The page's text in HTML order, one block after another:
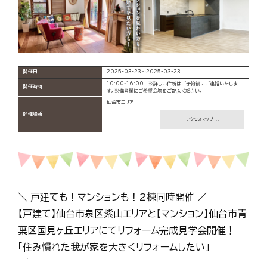
開催日 2025-03-23～2025-03-23
開催時間
10:00‐16:00 ※詳しい住所はご予約後にご連絡いたしま
す。※備考欄にご希望会場をご記入ください。
開催場所
仙台市エリア
アクセスマップ
＼ 戸建ても！マンションも！2棟同時開催 ／
【戸建て】仙台市泉区紫山エリアと【マンション】仙台市青
葉区国見ヶ丘エリアにてリフォーム完成見学会開催！
「住み慣れた我が家を大きくリフォームしたい」